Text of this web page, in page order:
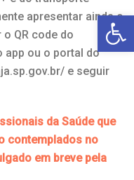
apresentar ainda o
o QR code do
app ou o portal do
e seguir
da Saúde que
contemplados no
em breve pela
Open toolbar